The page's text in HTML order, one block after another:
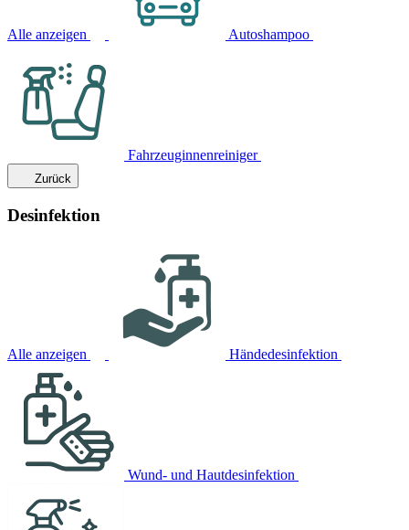
Alle anzeigen Autoshampoo
Fahrzeuginnenreiniger
Zurück
Desinfektion
Alle anzeigen Händedesinfektion
Wund- und Hautdesinfektion